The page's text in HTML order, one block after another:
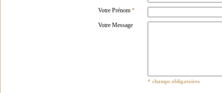
Votre Prénom *
Votre Message
* champs obligatoires